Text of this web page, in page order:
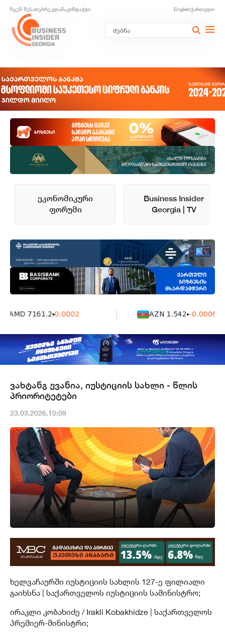
ჩვენ შესახებრეკლამაკონტაქტი Englishქართული
ეკონომიკური
ფორუმი
Business Insider
Georgia | TV
AMD 7161.2 0.0002 AZN 1.542 -0.0006
ვახტანგ ჟვანია, იუსტიციის სახლი - წლის
პრიორიტეტები
23.03.2026.10:09
ხელვაჩაურში იუსტიციის სახლის 127-ე ფილიალი
გაიხსნა | საქართველოს იუსტიციის სამინისტრო;
ირაკლი კობახიძე / Irakli Kobakhidze | საქართველოს
პრემიერ-მინისტრი;